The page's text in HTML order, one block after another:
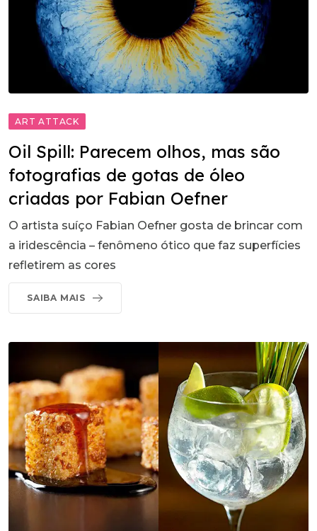
ART ATTACK
Oil Spill: Parecem olhos, mas são
fotografias de gotas de óleo
criadas por Fabian Oefner
O artista suíço Fabian Oefner gosta de brincar com
a iridescência – fenômeno ótico que faz superfícies
refletirem as cores
SAIBA MAIS